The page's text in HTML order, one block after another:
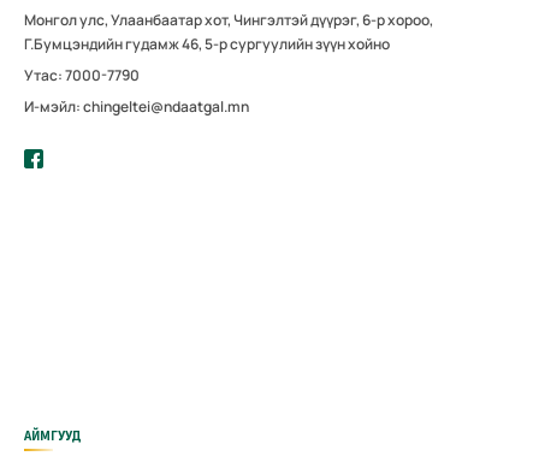
Монгол улс, Улаанбаатар хот, Чингэлтэй дүүрэг, 6-р хороо,
Г.Бумцэндийн гудамж 46, 5-р сургуулийн зүүн хойно
Утас: 7000-7790
И-мэйл: chingeltei@ndaatgal.mn
АЙМГУУД